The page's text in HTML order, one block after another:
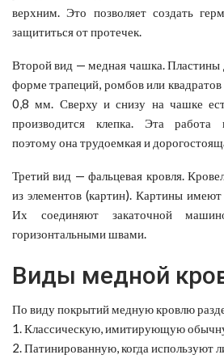
верхним. Это позволяет создать
защититься от протечек.
Второй вид — медная чашка. Пластины
форме трапеций, ромбов или
0,8 мм. Сверху и снизу на чашке
производится клепка. Эта работа
поэтому она трудоемкая и
Третий вид — фальцевая кровля.
из элементов (картин). Картины
Их соединяют закаточной
горизонтальными швами.
Виды медной
По виду покрытий медную кровлю
1. Классическую, имитирующую
2. Патинированную, когда используют